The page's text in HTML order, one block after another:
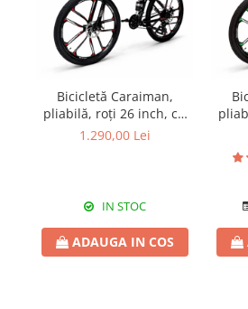
Bicicletă Caraiman,
pliabilă, roți 26 inch, cu
dublă suspensie, frâne
1.290,00 Lei
IN STOC
ADAUGA IN COS